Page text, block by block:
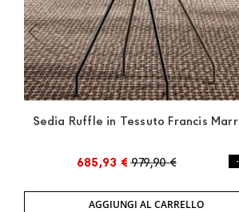
Sedia Ruffle in Tessuto Francis
685,93 € 979,90 €
AGGIUNGI AL CARRELLO